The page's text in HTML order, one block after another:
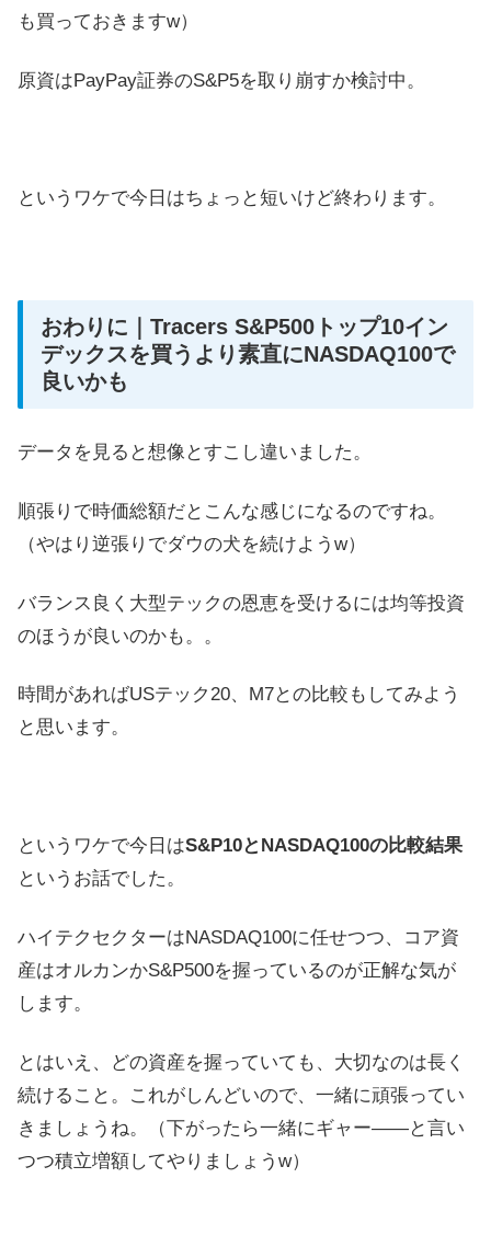
も買っておきますw）
原資はPayPay証券のS&P5を取り崩すか検討中。
というワケで今日はちょっと短いけど終わります。
おわりに｜Tracers S&P500トップ10イン
デックスを買うより素直にNASDAQ100で
良いかも
データを見ると想像とすこし違いました。
順張りで時価総額だとこんな感じになるのですね。
（やはり逆張りでダウの犬を続けようw）
バランス良く大型テックの恩恵を受けるには均等投資
のほうが良いのかも。。
時間があればUSテック20、M7との比較もしてみよう
と思います。
というワケで今日はS&P10とNASDAQ100の比較結果
というお話でした。
ハイテクセクターはNASDAQ100に任せつつ、コア資
産はオルカンかS&P500を握っているのが正解な気が
します。
とはいえ、どの資産を握っていても、大切なのは長く
続けること。これがしんどいので、一緒に頑張ってい
きましょうね。（下がったら一緒にギャー――と言い
つつ積立増額してやりましょうw）